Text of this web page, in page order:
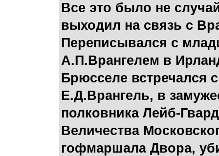
Все это было не
выходил на связь с
Переписывался с
А.П.Врангелем в
Брюсселе встречался
Е.Д.Врангель, в
полковника Лейб-
Величества
гофмаршала Двора,